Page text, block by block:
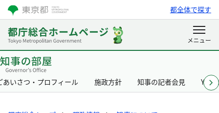
都全体で探す
あいさつ・プロフィール 施政方針 知事の記者会見